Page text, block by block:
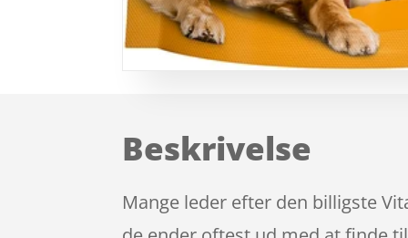
Beskrivelse
Mange leder efter den billigste